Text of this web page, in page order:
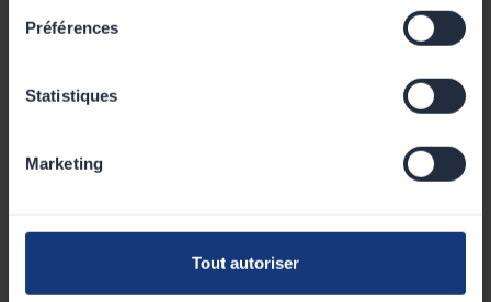
Préférences
Statistiques
Marketing
Tout autoriser
Guide : tout savoir sur la prime ADVENIR
Tout savoir sur la prime ADVENIR: un outil accompagnant